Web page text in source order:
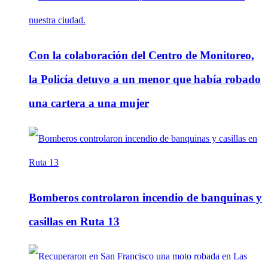
Con la colaboración del Centro de Monitoreo,
la Policía detuvo a un menor que había robado
una cartera a una mujer
Bomberos controlaron incendio de banquinas y
casillas en Ruta 13